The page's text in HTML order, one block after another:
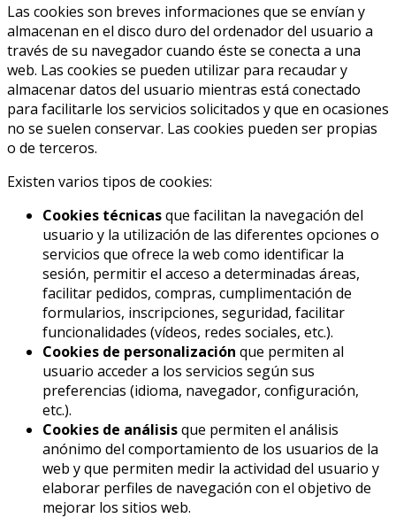
Las cookies son breves informaciones que se envían y
almacenan en el disco duro del ordenador del usuario a
través de su navegador cuando éste se conecta a una
web. Las cookies se pueden utilizar para recaudar y
almacenar datos del usuario mientras está conectado
para facilitarle los servicios solicitados y que en ocasiones
no se suelen conservar. Las cookies pueden ser propias
o de terceros.
Existen varios tipos de cookies:
Cookies técnicasque facilitan la navegación del
usuario y la utilización de las diferentes opciones o
servicios que ofrece la web como identificar la
sesión, permitir el acceso a determinadas áreas,
facilitar pedidos, compras, cumplimentación de
formularios, inscripciones, seguridad, facilitar
funcionalidades (vídeos, redes sociales, etc.).
Cookies de personalización que permiten al
usuario acceder a los servicios según sus
preferencias (idioma, navegador, configuración,
etc.).
Cookies de análisisque permiten el análisis
anónimo del comportamiento de los usuarios de la
web y que permiten medir la actividad del usuario y
elaborar perfiles de navegación con el objetivo de
mejorar los sitios web.